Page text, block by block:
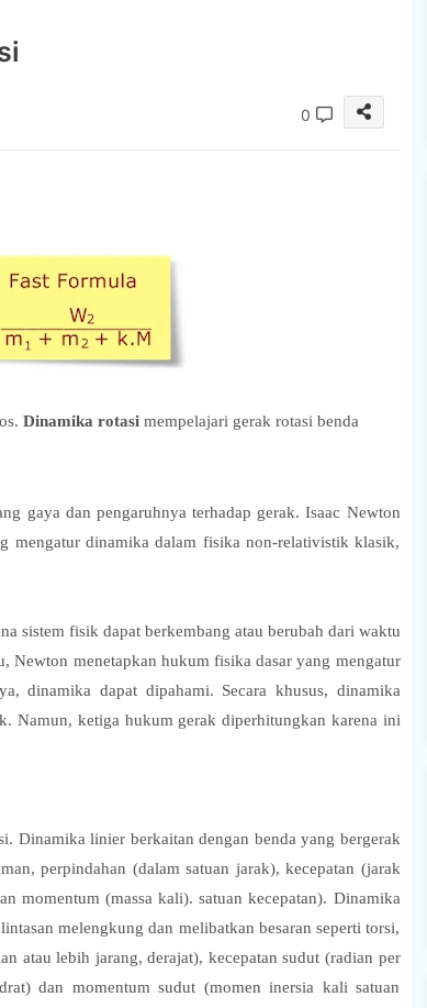
0
Dinamika rotasi mempelajari gerak rotasi benda
gaya dan pengaruhnya terhadap gerak. Isaac Newton
mengatur dinamika dalam fisika non-relativistik klasik,
sistem fisik dapat berkembang atau berubah dari waktu
Newton menetapkan hukum fisika dasar yang mengatur
dinamika dapat dipahami. Secara khusus, dinamika
Namun, ketiga hukum gerak diperhitungkan karena ini
Dinamika linier berkaitan dengan benda yang bergerak
perpindahan (dalam satuan jarak), kecepatan (jarak
momentum (massa kali). satuan kecepatan). Dinamika
melengkung dan melibatkan besaran seperti torsi,
atau lebih jarang, derajat), kecepatan sudut (radian per
dan momentum sudut (momen inersia kali satuan